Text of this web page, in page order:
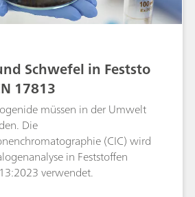
Schwefel in Feststo
17813
müssen in der Umwelt
Die
(CIC) wird
in Feststoffen
verwendet.